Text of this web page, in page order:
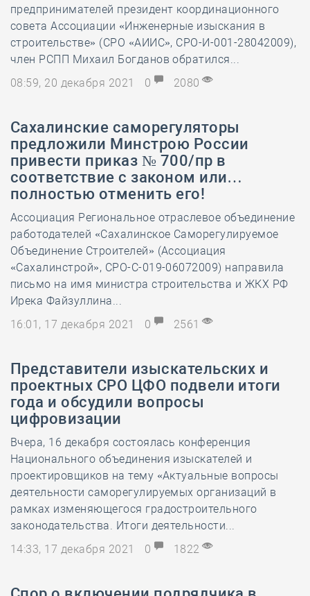
предпринимателей президент координационного
совета Ассоциации «Инженерные изыскания в
строительстве» (СРО «АИИС», СРО-И-001-28042009),
член РСПП Михаил Богданов обратился...
08:59, 20 декабря 2021
0 2080
Сахалинские саморегуляторы
предложили Минстрою России
привести приказ № 700/пр в
соответствие с законом или…
полностью отменить его!
Ассоциация Региональное отраслевое объединение
работодателей «Сахалинское Саморегулируемое
Объединение Строителей» (Ассоциация
«Сахалинстрой», СРО-С-019-06072009) направила
письмо на имя министра строительства и ЖКХ РФ
Ирека Файзуллина...
16:01, 17 декабря 2021
0 2561
Представители изыскательских и
проектных СРО ЦФО подвели итоги
года и обсудили вопросы
цифровизации
Вчера, 16 декабря состоялась конференция
Национального объединения изыскателей и
проектировщиков на тему «Актуальные вопросы
деятельности саморегулируемых организаций в
рамках изменяющегося градостроительного
законодательства. Итоги деятельности...
14:33, 17 декабря 2021
0 1822